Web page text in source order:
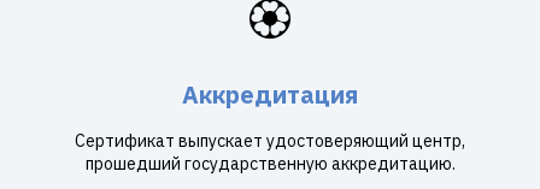
🏵️
Аккредитация
Сертификат выпускает удостоверяющий центр,
прошедший государственную аккредитацию.